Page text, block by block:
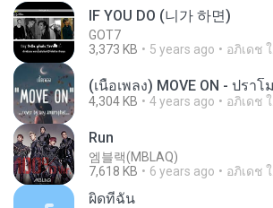
IF YOU DO (니가 하면)
GOT7
3,373 KB
5 years ago อภิเดช ใ.
4,304 KB 4 years ago อภิเดช ใ.
Run
엠블랙(MBLAQ)
7,618 KB
6 years ago อภิเดช ใ.
ผิดที่ฉัน